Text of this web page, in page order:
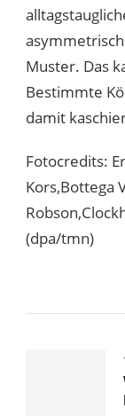
Muster. Das
Bestimmte
damit
Fotocredits:
Kors,Bottega
(dpa/tmn)